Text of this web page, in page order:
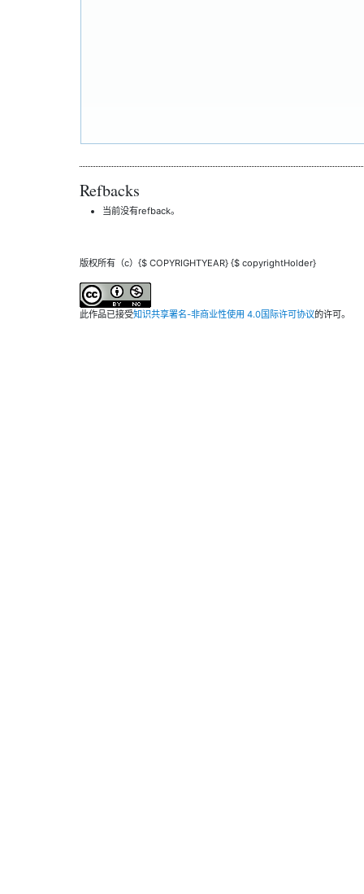
Refbacks
当前没有refback。
版权所有（c）{$ COPYRIGHTYEAR} {$ copyrightHolder}
此作品已接受知识共享署名-非商业性使用 4.0国际许可协议的许可。